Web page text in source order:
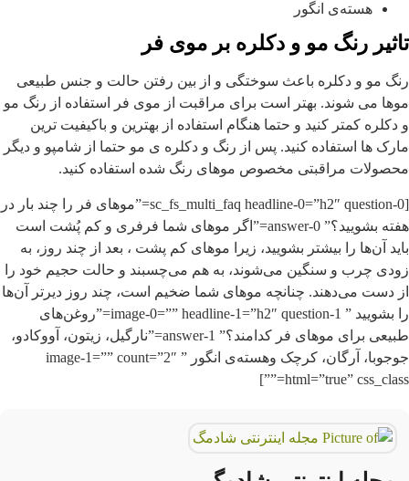
هسته‌ی انگور
رنگ مو و دکلره بر موی فر
مو و دکلره باعث سوختگی و از بین رفتن حالت و جنس طبیعی
می شوند. بهتر است برای مراقبت از موی فر استفاده از رنگ مو
دکلره کمتر کنید و حتما هنگام استفاده از بهترین و باکیفیت ترین
ها استفاده کنید. پس از رنگ و دکلره ی مو حتما از شامپو و دیگر
مراقبتی مخصوص موهای رنگ شده استفاده کنید.
[sc_fs_multi_faq headline-0=”h2″ question-0=”موهای فر را چند بار در
هفته بشویید؟” answer-0=”اگر موهای شما فرفری و کم پُشت است
آن‌ها را بیشتر بشویید، زیرا موهای کم پشت ، بعد از چند روز، به
چرب و سنگین می‌شوند، به هم می‌چسبند و حالت حجیم خود را
دست می‌دهند. چنانچه موهای شما ضخیم است، چند روز دیرتر آن‌ها
را بشویید ” image-0=”” headline-1=”h2″ question-1=”روغن‌های
طبیعی برای موهای فر کدامند؟” answer-1=”نارگیل، زیتون، آووکادو،
جوجوبا، آرگان، کرچک وهسته‌ی انگور ” image-1=”” count=”2″
html=”true”